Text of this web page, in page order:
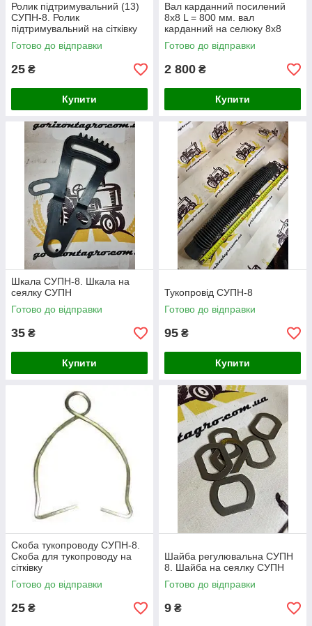
Ролик підтримувальний (13)
СУПН-8. Ролик
підтримувальний на сітківку
СУПН
Готово до відправки
25 ₴
Купити
Вал карданний посилений
8х8 L = 800 мм. вал
карданний на селюку 8х8
Готово до відправки
2 800 ₴
Купити
Шкала СУПН-8. Шкала на
сеялку СУПН
Готово до відправки
35 ₴
Купити
Тукопровід СУПН-8
Готово до відправки
95 ₴
Купити
Скоба тукопроводу СУПН-8.
Скоба для тукопроводу на
сітківку
Готово до відправки
25 ₴
Шайба регулювальна СУПН
8. Шайба на сеялку СУПН
Готово до відправки
9 ₴